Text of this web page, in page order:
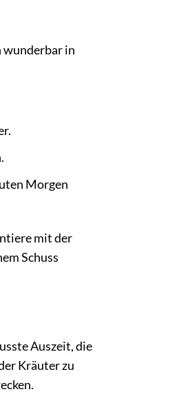
wunderbar in
Morgen
mit der
Schuss
Auszeit, die
Kräuter zu